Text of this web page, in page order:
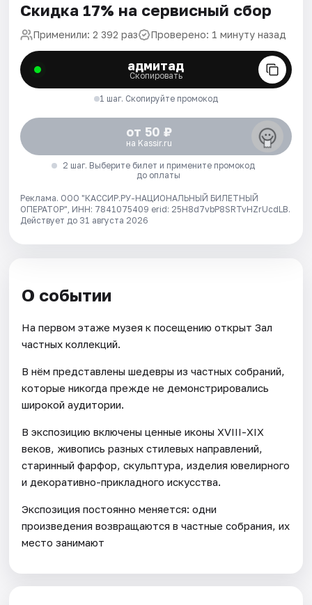
Скидка 17% на сервисный сбор
Применили: 2 392 раз Проверено: 1 минуту назад
адмитад
Скопировать
1 шаг. Скопируйте промокод
от 50 ₽
на Kassir.ru
2 шаг. Выберите билет и примените промокод
до оплаты
Реклама. ООО "КАССИР.РУ-НАЦИОНАЛЬНЫЙ БИЛЕТНЫЙ
ОПЕРАТОР", ИНН: 7841075409 erid: 25H8d7vbP8SRTvHZrUcdLB.
Действует до 31 августа 2026
О событии
На первом этаже музея к посещению открыт Зал
частных коллекций.
В нём представлены шедевры из частных собраний,
которые никогда прежде не демонстрировались
широкой аудитории.
В экспозицию включены ценные иконы ХVIII-XIX
веков, живопись разных стилевых направлений,
старинный фарфор, скульптура, изделия ювелирного
и декоративно-прикладного искусства.
Экспозиция постоянно меняется: одни
произведения возвращаются в частные собрания, их
место занимают